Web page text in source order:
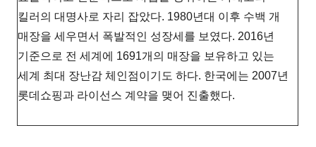
킬러의 대명사로 자리 잡았다. 1980년대 이후 수백 개
매장을 세우면서 폭발적인 성장세를 보였다. 2016년
기준으로 전 세계에 1691개의 매장을 보유하고 있는
세계 최대 장난감 체인점이기도 하다. 한국에는 2007년
롯데쇼핑과 라이선스 계약을 맺어 진출했다.